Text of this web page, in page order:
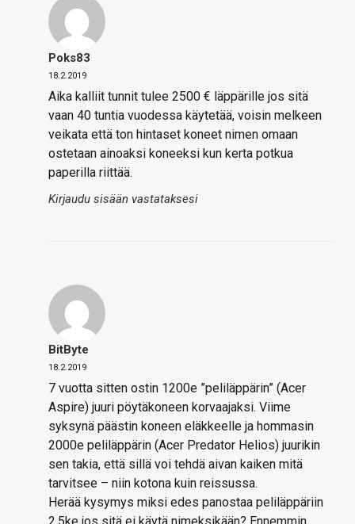
Poks83
18.2.2019
Aika kalliit tunnit tulee 2500 € läppärille jos sitä
vaan 40 tuntia vuodessa käytetää, voisin melkeen
veikata että ton hintaset koneet nimen omaan
ostetaan ainoaksi koneeksi kun kerta potkua
paperilla riittää.
Kirjaudu sisään vastataksesi
BitByte
18.2.2019
7 vuotta sitten ostin 1200e ”peliläppärin” (Acer
Aspire) juuri pöytäkoneen korvaajaksi. Viime
syksynä päästin koneen eläkkeelle ja hommasin
2000e peliläppärin (Acer Predator Helios) juurikin
sen takia, että sillä voi tehdä aivan kaiken mitä
tarvitsee – niin kotona kuin reissussa.
Herää kysymys miksi edes panostaa peliläppäriin
2,5ke jos sitä ei käytä nimeksikään? Ennemmin